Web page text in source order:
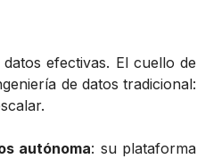
efectivas. El cuello de
de datos tradicional:
autónoma: su plataforma